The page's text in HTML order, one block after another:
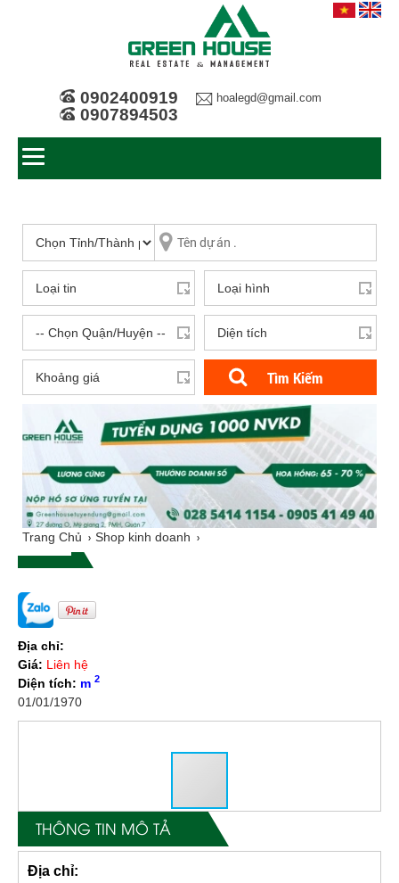
0902400919
0907894503
hoalegd@gmail.com
Tìm Kiếm
Trang Chủ Shop kinh doanh
Địa chỉ:
Giá: Liên hệ
Diện tích: m 2
01/01/1970
THÔNG TIN MÔ TẢ
Địa chỉ: